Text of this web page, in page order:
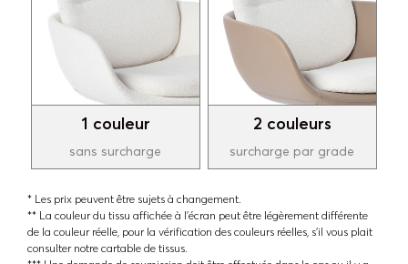
1 couleur
sans surcharge
2 couleurs
surcharge par grade
* Les prix peuvent être sujets à changement.
** La couleur du tissu affichée à l'écran peut être légèrement différente
de la couleur réelle, pour la vérification des couleurs réelles, s'il vous plait
consulter notre cartable de tissus.